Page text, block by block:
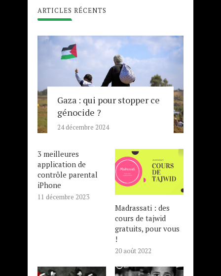
ARTICLES RÉCENTS
Gaza : qui pour stopper ce
génocide ?
24 décembre 2024
3 meilleures
application de
contrôle parental
iPhone
11 décembre 2023
Madrassati : des
cours de tajwid
gratuits, pour vous
!
20 août 2022